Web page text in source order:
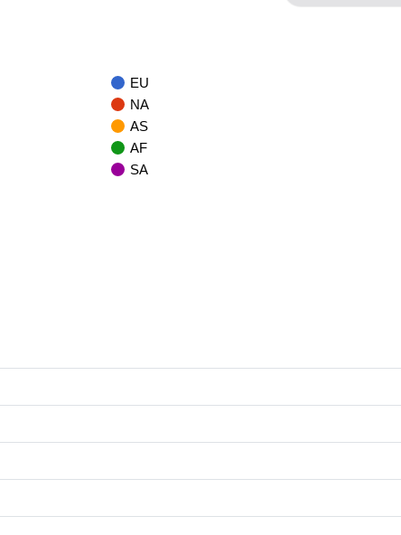
EU
NA
AS
AF
SA